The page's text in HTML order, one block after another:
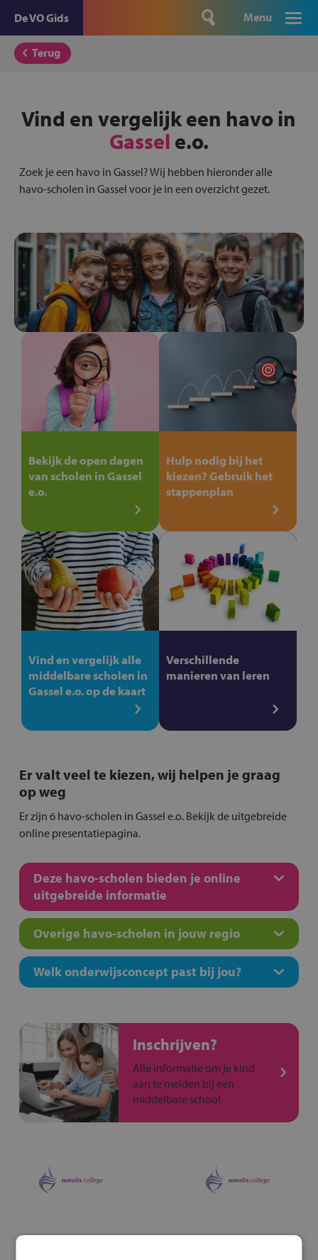
De VO Gids Menu
Terug
Vind en vergelijk een havo in
Gassel e.o.
Zoek je een havo in Gassel? Wij hebben hieronder alle
havo-scholen in Gassel voor je in een overzicht gezet.
Bekijk de open dagen
van scholen in Gassel
e.o.
Hulp nodig bij het
kiezen? Gebruik het
stappenplan
Vind en vergelijk alle
middelbare scholen in
Gassel e.o. op de kaart
Verschillende
manieren van leren
Er valt veel te kiezen, wij helpen je graag
op weg
Er zijn 6 havo-scholen in Gassel e.o. Bekijk de uitgebreide
online presentatiepagina.
Deze havo-scholen bieden je online
uitgebreide informatie
Overige havo-scholen in jouw regio
Welk onderwijsconcept past bij jou?
Inschrijven?
Alle informatie om je kind
aan te melden bij een
middelbare school.